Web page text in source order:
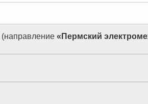
(направление «Пермский